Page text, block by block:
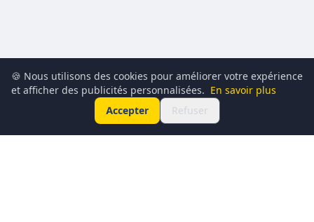
🍪 Nous utilisons des cookies pour améliorer votre expérience
et afficher des publicités personnalisées. En savoir plus
Accepter
Refuser